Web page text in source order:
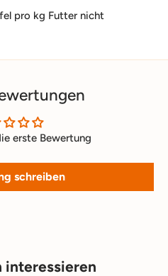
pro kg Futter nicht
erste Bewertung
schreiben
interessieren